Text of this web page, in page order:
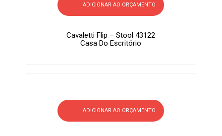
ADICIONAR AO ORÇAMENTO
Cavaletti Flip – Stool 43122
Casa Do Escritório
ADICIONAR AO ORÇAMENTO